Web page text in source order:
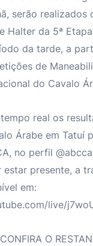
serão realizados
Halter da 5ª
da tarde, a
de
do Cavalo
real os
Árabe em Tatuí
no perfil
presente, a
em:
live/
O